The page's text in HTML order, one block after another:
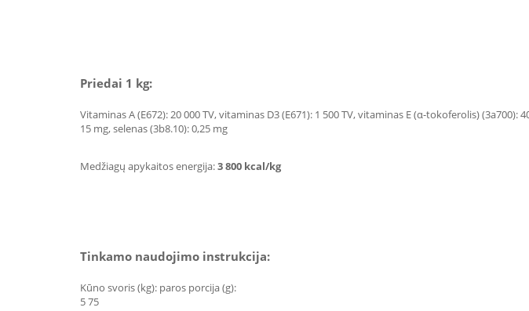
Priedai 1 kg:
Vitaminas A (E672): 20 000 TV, vitaminas D3 (E671): 1 500 TV, vitaminas E (α-tokoferolis) (3a700):
15 mg, selenas (3b8.10): 0,25 mg
Medžiagų apykaitos energija:3 800 kcal/kg
Tinkamo naudojimo instrukcija:
Kūno svoris (kg): paros porcija (g):
5 75